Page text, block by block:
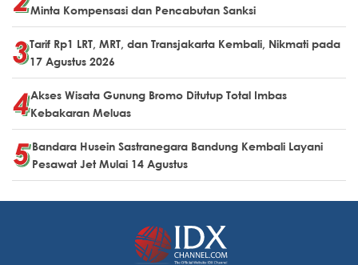
Minta Kompensasi dan Pencabutan Sanksi
Tarif Rp1 LRT, MRT, dan Transjakarta Kembali, Nikmati pada
17 Agustus 2026
Akses Wisata Gunung Bromo Ditutup Total Imbas
Kebakaran Meluas
Bandara Husein Sastranegara Bandung Kembali Layani
Pesawat Jet Mulai 14 Agustus